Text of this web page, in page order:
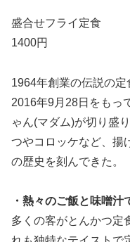
盛合せフライ定食
1400円
1964年創業の伝説の定
2016年9月28日をもっ
ゃん(マダム)が切り盛
つやコロッケなど、揚
の歴史を刻んできた。
・熱々のご飯と味噌汁
多くの客がとんかつ定